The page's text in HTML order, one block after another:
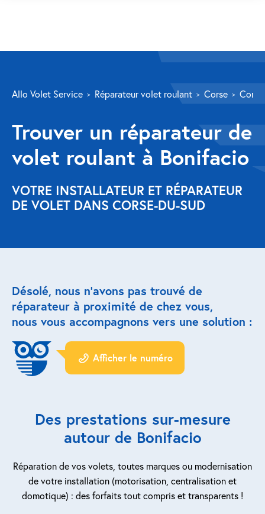
Volet roulant
Réparation
Volet roulant Velux
Réparation store banne
Réparation porte de garage
Modernisation et domotique
Centralisation volets roulants
Motoriser un volet roulant
Prestations ad-hoc
QUI SOMMES-NOUS ?
Allo Volet Service Réparateur volet roulant Corse
Trouver un réparateur de
volet roulant à Bonifacio
VOTRE INSTALLATEUR ET RÉPARATEUR
DE VOLET DANS CORSE-DU-SUD
Désolé, nous n’avons pas trouvé de
réparateur à proximité de chez vous,
nous vous accompagnons vers une solution :
Afficher le numéro
Des prestations sur-mesure
autour de Bonifacio
Réparation de vos volets, toutes marques ou modernisation
de votre installation (motorisation, centralisation et
domotique) : des forfaits tout compris et transparents !